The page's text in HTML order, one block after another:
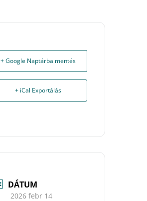
+ Google Naptárba mentés
+ iCal Exportálás
DÁTUM
2026 febr 14